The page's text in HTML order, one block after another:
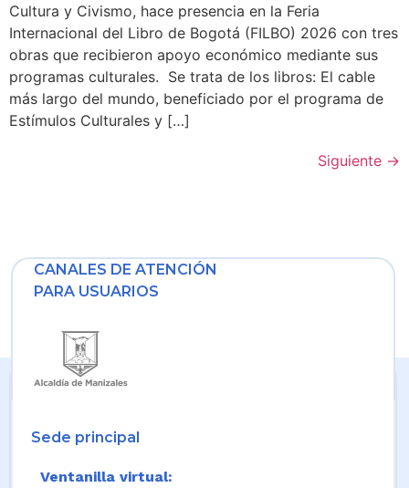
Cultura y Civismo, hace presencia en la Feria
Internacional del Libro de Bogotá (FILBO) 2026 con tres
obras que recibieron apoyo económico mediante sus
programas culturales. Se trata de los libros: El cable
más largo del mundo, beneficiado por el programa de
Estímulos Culturales y […]
Siguiente →
CANALES DE ATENCIÓN
PARA USUARIOS
Sede principal
Ventanilla virtual: